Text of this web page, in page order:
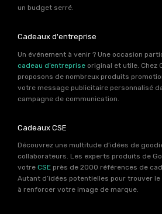
un budget serré.
Cadeaux d'entreprise
Un événement à venir ? Une occasion
cadeau d’entreprise original et utile. Chez
proposons de nombreux produits
votre message publicitaire personnalisé
campagne de communication.
Cadeaux CSE
Découvrez une multitude d’idées de
collaborateurs. Les experts produits de
votre CSE près de 2000 références de
Autant d’idées potentielles pour trouver
à renforcer votre image de marque.